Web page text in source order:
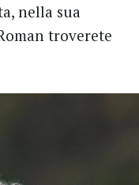
nella sua
troverete